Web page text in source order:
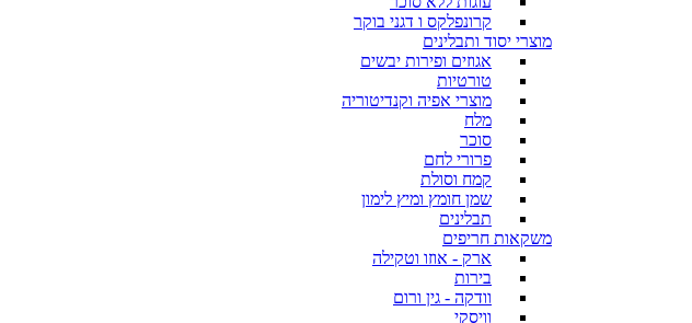
קרונפלקס ו דגני בוקר
מוצרי יסוד ותבלינים
אגוזים ופירות יבשים
טורטיות
מוצרי אפיה וקנדיטוריה
מלח
סוכר
פרורי לחם
קמח וסולת
שמן חומץ ומיץ לימון
תבלינים
משקאות חריפים
ארק - אוזו וטקילה
בירות
וודקה - גין ורום
וויסקי